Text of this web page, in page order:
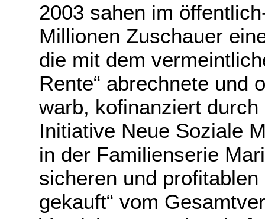
2003 sahen im
Millionen Zuschauer
die mit dem
Rente“ abrechnete und
warb, kofinanziert
Initiative Neue Soziale
in der Familienserie
sicheren und
gekauft“ vom